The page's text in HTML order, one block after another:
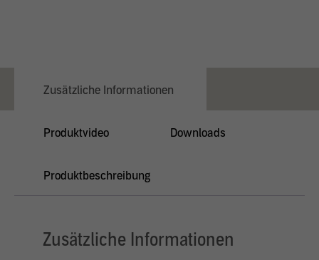
Zusätzliche Informationen
Produktvideo Downloads
Produktbeschreibung
Zusätzliche Informationen